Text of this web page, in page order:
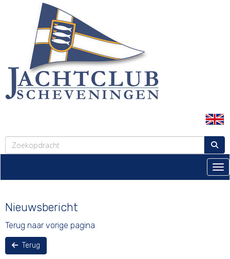
Nieuwsbericht
Terug naar vorige pagina
Terug